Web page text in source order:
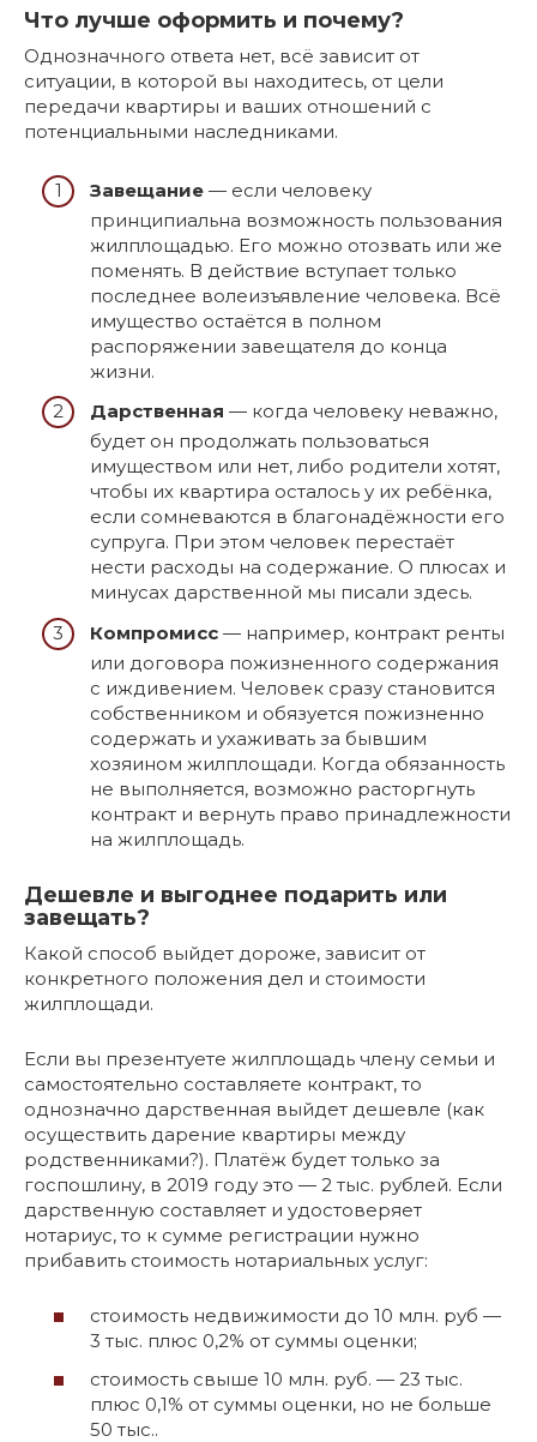
Что лучше оформить и почему?
Однозначного ответа нет, всё зависит от
ситуации, в которой вы находитесь, от цели
передачи квартиры и ваших отношений с
потенциальными наследниками.
Завещание — если человеку
принципиальна возможность пользования
жилплощадью. Его можно отозвать или же
поменять. В действие вступает только
последнее волеизъявление человека. Всё
имущество остаётся в полном
распоряжении завещателя до конца
жизни.
Дарственная — когда человеку неважно,
будет он продолжать пользоваться
имуществом или нет, либо родители хотят,
чтобы их квартира осталось у их ребёнка,
если сомневаются в благонадёжности его
супруга. При этом человек перестаёт
нести расходы на содержание. О плюсах и
минусах дарственной мы писали здесь.
Компромисс — например, контракт ренты
или договора пожизненного содержания
с иждивением. Человек сразу становится
собственником и обязуется пожизненно
содержать и ухаживать за бывшим
хозяином жилплощади. Когда обязанность
не выполняется, возможно расторгнуть
контракт и вернуть право принадлежности
на жилплощадь.
Дешевле и выгоднее подарить или
завещать?
Какой способ выйдет дороже, зависит от
конкретного положения дел и стоимости
жилплощади.
Если вы презентуете жилплощадь члену семьи и
самостоятельно составляете контракт, то
однозначно дарственная выйдет дешевле (как
осуществить дарение квартиры между
родственниками?). Платёж будет только за
госпошлину, в 2019 году это — 2 тыс. рублей. Если
дарственную составляет и удостоверяет
нотариус, то к сумме регистрации нужно
прибавить стоимость нотариальных услуг:
стоимость недвижимости до 10 млн. руб —
3 тыс. плюс 0,2% от суммы оценки;
стоимость свыше 10 млн. руб. — 23 тыс.
плюс 0,1% от суммы оценки, но не больше
50 тыс..